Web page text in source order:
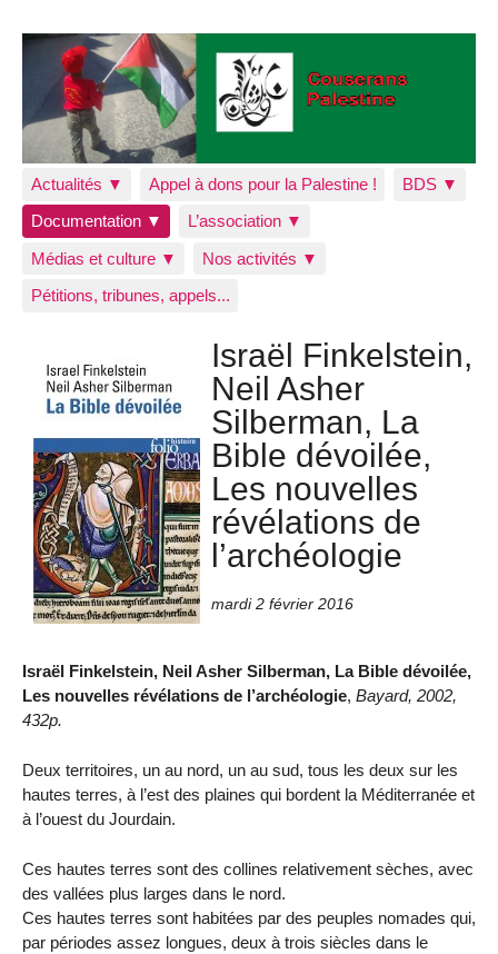
Actualités ▼ Appel à dons pour la Palestine !
BDS ▼
Documentation ▼
L’association ▼
Médias et culture ▼
Nos activités ▼
Pétitions, tribunes, appels...
Israël Finkelstein,
Neil Asher
Silberman, La
Bible dévoilée,
Les nouvelles
révélations de
l’archéologie
mardi 2 février 2016
Israël Finkelstein, Neil Asher Silberman, La Bible dévoilée,
Les nouvelles révélations de l’archéologie, Bayard, 2002,
432p.
Deux territoires, un au nord, un au sud, tous les deux sur les
hautes terres, à l’est des plaines qui bordent la Méditerranée et
à l’ouest du Jourdain.
Ces hautes terres sont des collines relativement sèches, avec
des vallées plus larges dans le nord.
Ces hautes terres sont habitées par des peuples nomades qui,
par périodes assez longues, deux à trois siècles dans le